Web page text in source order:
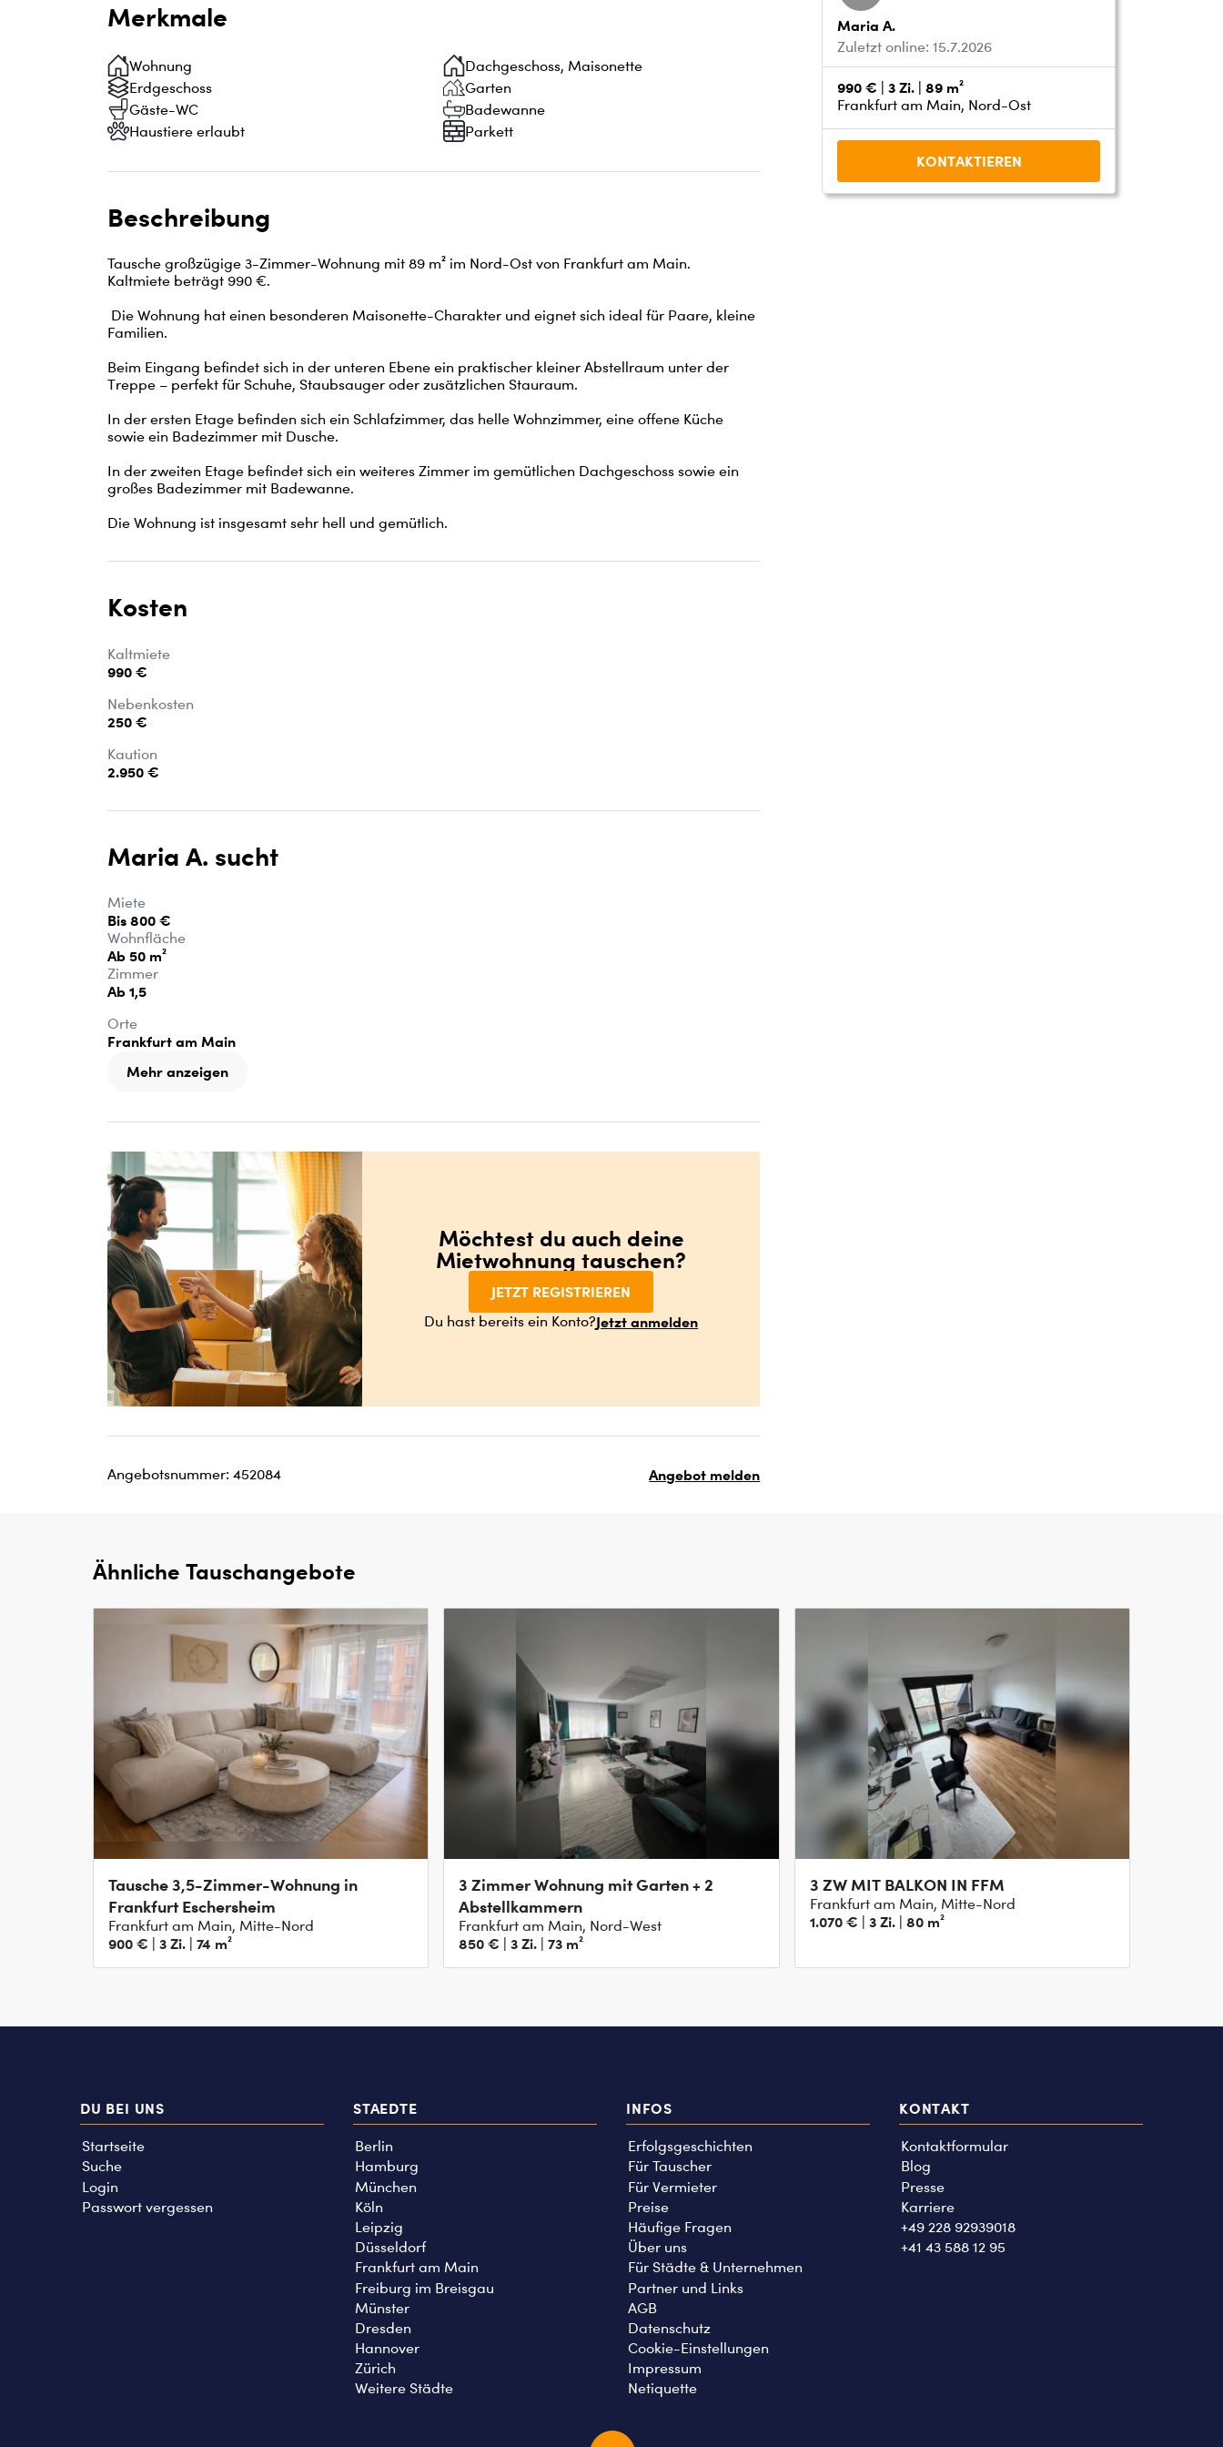
Merkmale
Wohnung
Erdgeschoss
Gäste-WC
Haustiere erlaubt
Dachgeschoss, Maisonette
Garten
Badewanne
Parkett
Beschreibung
Tausche großzügige 3-Zimmer-Wohnung mit 89 m² im Nord-Ost von Frankfurt am Main.
Kaltmiete beträgt 990 €.
Familien.
Beim Eingang befindet sich in der unteren Ebene ein praktischer kleiner Abstellraum unter der
Treppe – perfekt für Schuhe, Staubsauger oder zusätzlichen Stauraum.
In der ersten Etage befinden sich ein Schlafzimmer, das helle Wohnzimmer, eine offene Küche
sowie ein Badezimmer mit Dusche.
In der zweiten Etage befindet sich ein weiteres Zimmer im gemütlichen Dachgeschoss sowie ein
großes Badezimmer mit Badewanne.
Die Wohnung ist insgesamt sehr hell und gemütlich.
Kosten
Kaltmiete
990 €
Nebenkosten
250 €
Kaution
2.950 €
Maria A. sucht
Miete
Bis 800 €
Wohnfläche
Ab 50 m²
Zimmer
Ab 1,5
Orte
Frankfurt am Main
Mehr anzeigen
Möchtest du auch deine
Mietwohnung tauschen?
JETZT REGISTRIEREN
Du hast bereits ein Konto?Jetzt anmelden
Angebotsnummer: 452084 Angebot melden
Maria A.
Zuletzt online: 15.7.2026
990 € | 3 Zi. | 89 m²
Frankfurt am Main, Nord-Ost
KONTAKTIEREN
Ähnliche Tauschangebote
Tausche 3,5-Zimmer-Wohnung in
Frankfurt Eschersheim
Frankfurt am Main, Mitte-Nord
900 € | 3 Zi. | 74 m²
3 Zimmer Wohnung mit Garten + 2
Abstellkammern
Frankfurt am Main, Nord-West
850 € | 3 Zi. | 73 m²
3 ZW MIT BALKON IN FFM
Frankfurt am Main, Mitte-Nord
1.070 € | 3 Zi. | 80 m²
DU BEI UNS
Startseite
Suche
Login
Passwort vergessen
STAEDTE
Berlin
Hamburg
München
Köln
Leipzig
Düsseldorf
Frankfurt am Main
Freiburg im Breisgau
Münster
Dresden
Hannover
Zürich
Weitere Städte
INFOS
Erfolgsgeschichten
Für Tauscher
Für Vermieter
Preise
Häufige Fragen
Über uns
Für Städte & Unternehmen
Partner und Links
AGB
Datenschutz
Cookie-Einstellungen
Impressum
Netiquette
KONTAKT
Kontaktformular
Blog
Presse
Karriere
+49 228 92939018
+41 43 588 12 95